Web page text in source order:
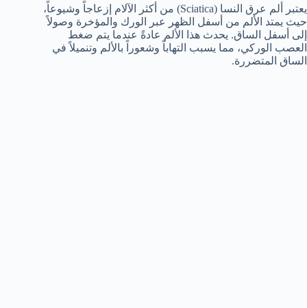
يعتبر ألم عرق النسا (Sciatica) من أكثر الآلام إزعاجاً وشيوعاً،
حيث يمتد الألم من أسفل الظهر عبر الورك والمؤخرة وصولاً
إلى أسفل الساق. يحدث هذا الألم عادةً عندما يتم ضغط
العصب الوركي، مما يسبب التهاباً وشعوراً بالألم وتنميلاً في
الساق المتضررة.